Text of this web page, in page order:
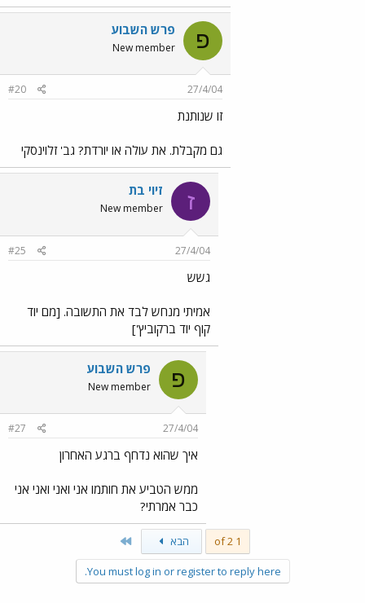
פ פרש השבוע
New member
27/4/04
#20
זו שנותנת
גם מקבלת. את עולה או יורדת? גב' זלוינסקי
ז זיוי בת
New member
27/4/04
#25
גשש
אמיתי מנחש לבד את התשובה. [מם יוד
קוף יוד ברקוביץ']
פ פרש השבוע
New member
27/4/04
#27
איך שהוא נדחף ברגע האחרון
ממש הטביע את חותמו אני ואני ואני אני
כבר אמרתי?
1 of 2 הבא
You must log in or register to reply here.